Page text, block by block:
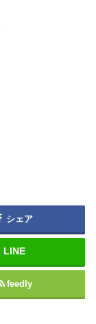
シェア
feedly